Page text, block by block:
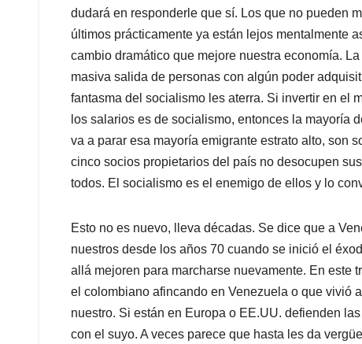
dudará en responderle que sí. Los que no pueden
últimos prácticamente ya están lejos mentalmente
cambio dramático que mejore nuestra economía.
masiva salida de personas con algún poder
fantasma del socialismo les aterra. Si invertir en el
los salarios es de socialismo, entonces la mayoría
va a parar esa mayoría emigrante estrato alto, son
cinco socios propietarios del país no desocupen
todos. El socialismo es el enemigo de ellos y lo
Esto no es nuevo, lleva décadas. Se dice que a
nuestros desde los años 70 cuando se inició el
allá mejoren para marcharse nuevamente. En este
el colombiano afincando en Venezuela o que vivió
nuestro. Si están en Europa o EE.UU. defienden
con el suyo. A veces parece que hasta les da